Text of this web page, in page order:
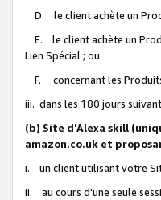
D. le client achète un
E. le client achète un
Lien Spécial ; ou
F. concernant les Produits
iii. dans les 180 jours
(b) Site d'Alexa skill
amazon.co.uk et
i. un client utilisant votre
ii. au cours d'une seule